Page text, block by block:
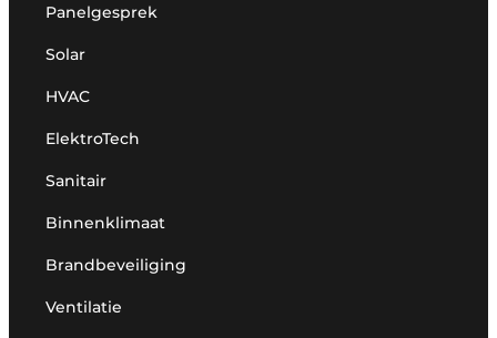
Panelgesprek
Solar
HVAC
ElektroTech
Sanitair
Binnenklimaat
Brandbeveiliging
Ventilatie